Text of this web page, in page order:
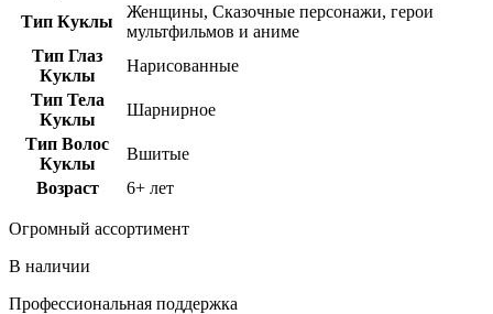
Тип Куклы
Женщины, Сказочные персонажи, герои
мультфильмов и аниме
Тип Глаз
Куклы
Нарисованные
Тип Тела
Куклы
Шарнирное
Тип Волос
Куклы
Вшитые
Возраст
6+ лет
Огромный ассортимент
В наличии
Профессиональная поддержка